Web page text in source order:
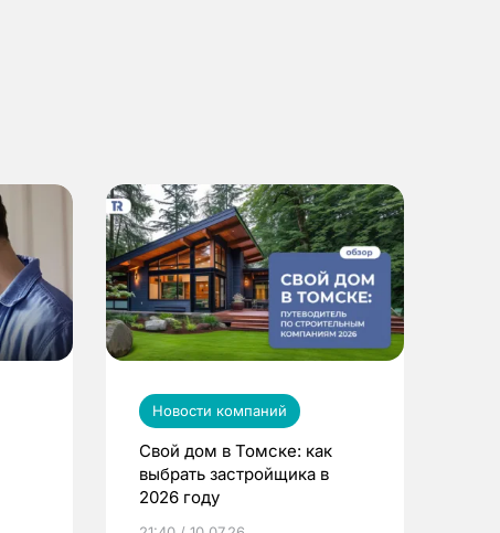
Новости компаний
Свой дом в Томске: как
выбрать застройщика в
2026 году